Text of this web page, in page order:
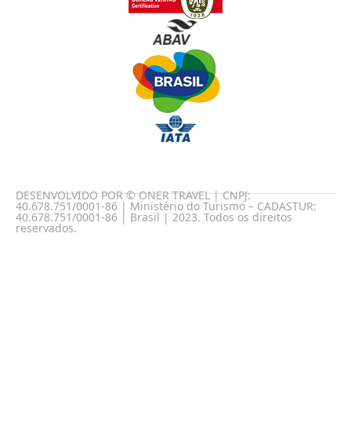
DESENVOLVIDO POR © ONER TRAVEL | CNPJ:
40.678.751/0001-86 | Ministério do Turismo – CADASTUR:
40.678.751/0001-86 | Brasil | 2023. Todos os direitos
reservados.